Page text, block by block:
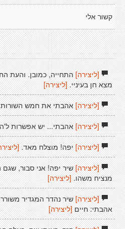
קשור אלי
[ליצירה]התחייה, כמובן. והעת
מצא חן בעיניי. [ליצירה]
[ליצירה]אהבתי את חמש השורות
[ליצירה]אהבתי... יש אפשרות
[ליצירה]יפה! מוצלח מאד.
[ליצירה]שיר יפה! אני סבור,
מנציח משהו. [ליצירה]
[ליצירה]שיר נהדר המגדיר
אהבתי: חיים [ליצירה]